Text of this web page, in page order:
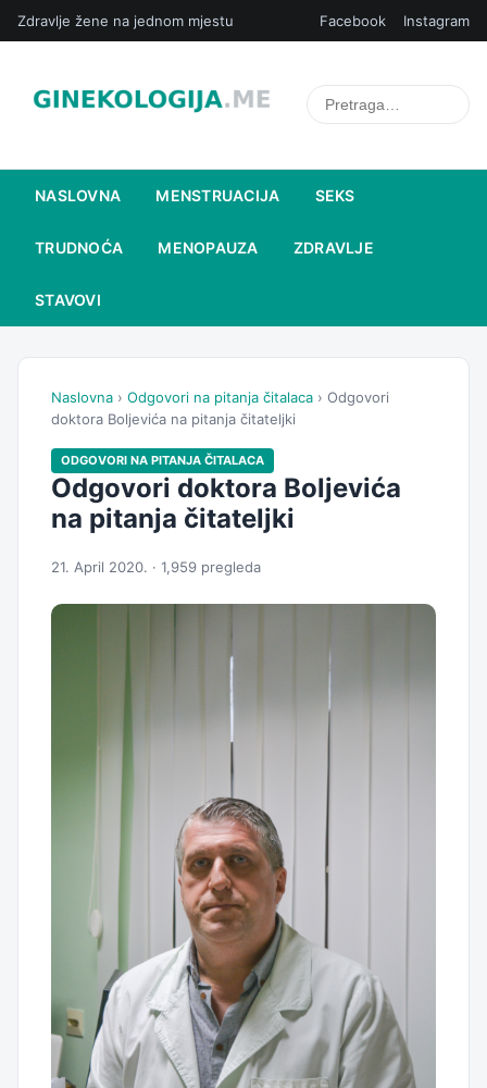
Zdravlje žene na jednom mjestu Facebook Instagram
NASLOVNA MENSTRUACIJA SEKS
TRUDNOĆA MENOPAUZA ZDRAVLJE
STAVOVI
Naslovna › Odgovori na pitanja čitalaca › Odgovori
doktora Boljevića na pitanja čitateljki
ODGOVORI NA PITANJA ČITALACA
Odgovori doktora Boljevića
na pitanja čitateljki
21. April 2020. · 1,959 pregleda